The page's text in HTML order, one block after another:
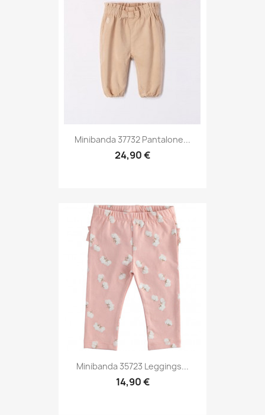
Minibanda 37732 Pantalone...
24,90 €
Minibanda 35723 Leggings...
14,90 €